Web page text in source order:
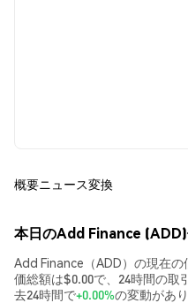
概要ニュース変換
本日のAdd Finance
Add Finance（ADD）の現在の
価総額は$0.00で、24時間の取
去24時間で+0.00%の変動があ